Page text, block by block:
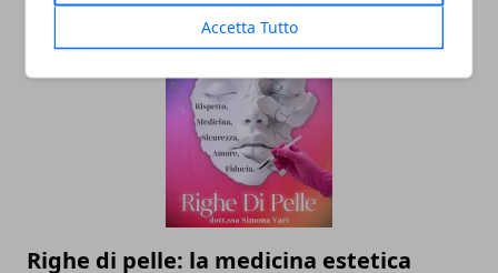
Accetta Tutto
Righe di pelle: la medicina estetica